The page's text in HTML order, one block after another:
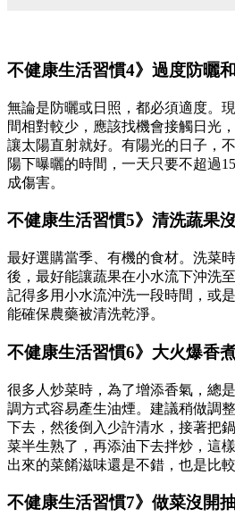
不健康生活習慣4》過度防曬
無論是防曬或日照，都必須適度。
間相對較少，應該找機會接觸日光
讓太陽直射就好。有陽光的日子，
陽下曝曬的時間，一天只要不超過
成傷害。
不健康生活習慣5》清洗蔬果
最好選購當季、有機的食材。洗菜
後，最好能讓蔬果在小水流下沖洗
記得多用小水流沖洗一段時間，或
能確保農藥被清洗乾淨。
不健康生活習慣6》大火爆香
很多人炒菜時，為了增添香氣，總
調方式容易產生油煙。建議稍做調
下去，然後倒入少許清水，接著把
菜半生熟了，再添油下去拌炒，這
出來的菜餚滋味還是不錯，也是比較
不健康生活習慣7》做菜沒開